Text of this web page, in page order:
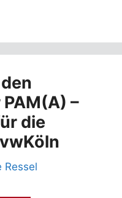
–
die
Ressel